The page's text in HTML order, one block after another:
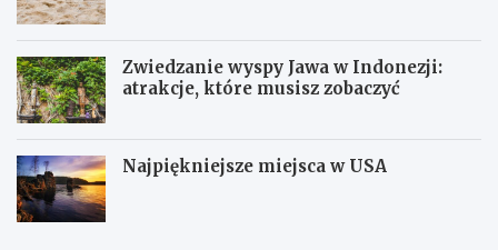
Zwiedzanie wyspy Jawa w Indonezji:
atrakcje, które musisz zobaczyć
Najpiękniejsze miejsca w USA
K
P